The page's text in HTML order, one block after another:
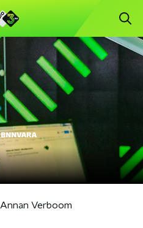
Annan Verboom